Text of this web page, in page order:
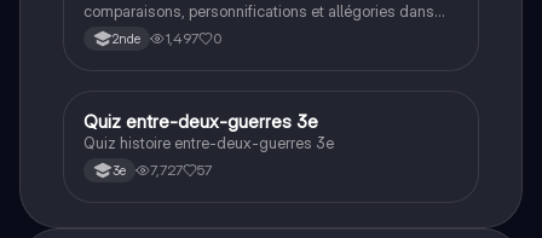
comparaisons, personnifications et allégories dans
des phrases simples.
2nde 1,497 0
QHistoire
Quiz entre-deux-guerres 3e
Quiz histoire entre-deux-guerres 3e
3e 7,727 57